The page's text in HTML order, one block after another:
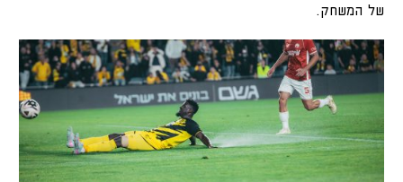
של המשחק.